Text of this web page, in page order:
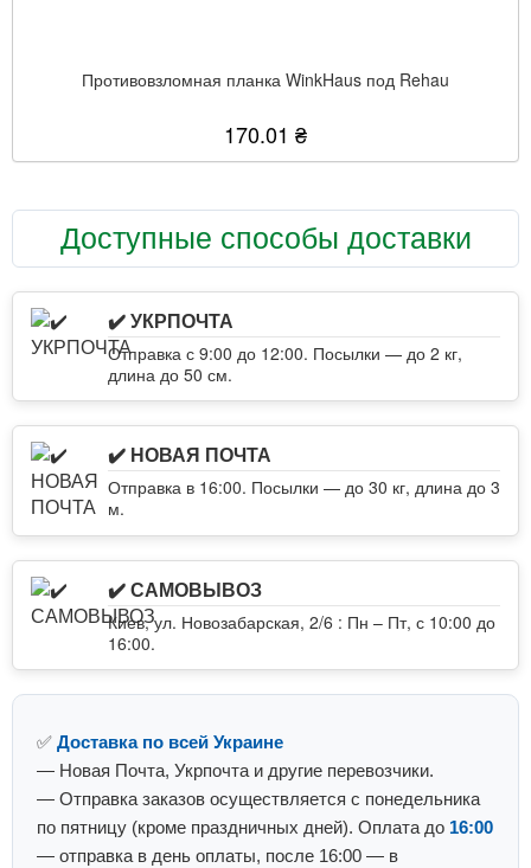
Противовзломная планка WinkHaus под Rehau
170.01 ₴
Доступные способы доставки
✔️ УКРПОЧТА
Отправка с 9:00 до 12:00. Посылки — до 2 кг,
длина до 50 см.
✔️ НОВАЯ ПОЧТА
Отправка в 16:00. Посылки — до 30 кг, длина до 3
м.
✔️ САМОВЫВОЗ
Киев, ул. Новозабарская, 2/6 : Пн – Пт, с 10:00 до
16:00.
✅ Доставка по всей Украине
— Новая Почта, Укрпочта и другие перевозчики.
— Отправка заказов осуществляется с понедельника
по пятницу (кроме праздничных дней). Оплата до 16:00
— отправка в день оплаты, после 16:00 — в